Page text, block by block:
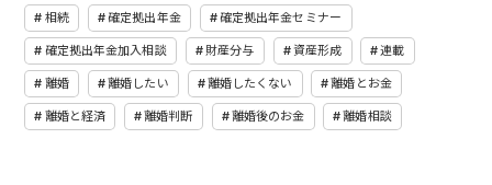
相続 確定拠出年金 確定拠出年金セミナー
確定拠出年金加入相談 財産分与 資産形成 連載
離婚 離婚したい 離婚したくない 離婚とお金
離婚と経済 離婚判断 離婚後のお金 離婚相談